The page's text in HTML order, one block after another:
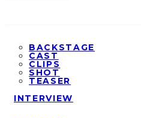
BACKSTAGE
CAST
CLIPS
SHOT
TEASER
INTERVIEW